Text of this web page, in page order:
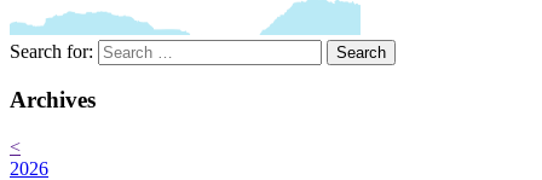
Search for: Search
Archives
<
2026